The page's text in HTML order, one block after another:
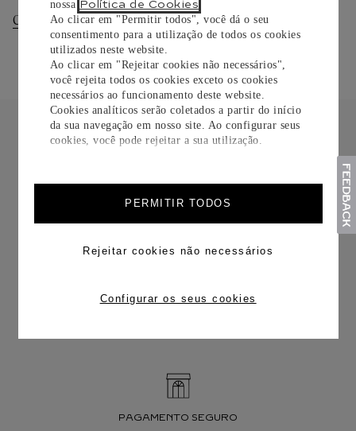
nossa Política de Cookies
Ao clicar em "Permitir todos", você dá o seu
consentimento para a utilização de todos os cookies
utilizados neste website.
Ao clicar em "Rejeitar cookies não necessários",
você rejeita todos os cookies exceto os cookies
necessários ao funcionamento deste website.
Cookies analíticos serão coletados a partir do início
da sua navegação em nosso site. Ao configurar seus
cookies, você pode rejeitar a sua utilização.
PERMITIR TODOS
Rejeitar cookies não necessários
Configurar os seus cookies
Consultar Entregas Consultar Devoluções
TROCAS E DEVOLUÇÕES
PAGAMENTO SEGURO